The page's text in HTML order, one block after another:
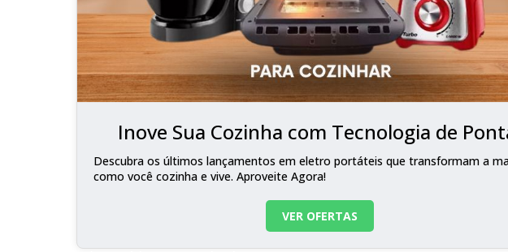
Inove Sua Cozinha com Tecnologia de
Descubra os últimos lançamentos em eletro portáteis que transformam a
como você cozinha e vive. Aproveite Agora!
VER OFERTAS